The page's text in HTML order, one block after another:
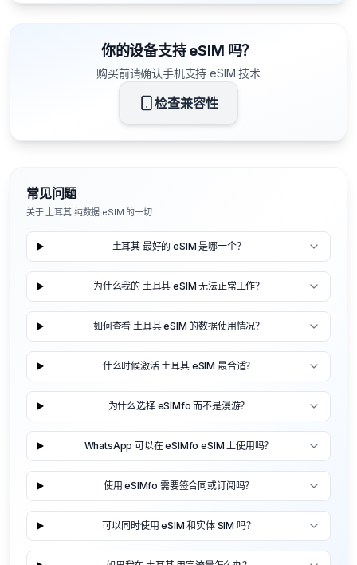
你的设备支持 eSIM 吗？
购买前请确认手机支持 eSIM 技术
检查兼容性
常见问题
关于 土耳其 纯数据 eSIM 的一切
土耳其 最好的 eSIM 是哪一个？
为什么我的 土耳其 eSIM 无法正常工作？
如何查看 土耳其 eSIM 的数据使用情况？
什么时候激活 土耳其 eSIM 最合适？
为什么选择 eSIMfo 而不是漫游？
WhatsApp 可以在 eSIMfo eSIM 上使用吗？
使用 eSIMfo 需要签合同或订阅吗？
可以同时使用 eSIM 和实体 SIM 吗？